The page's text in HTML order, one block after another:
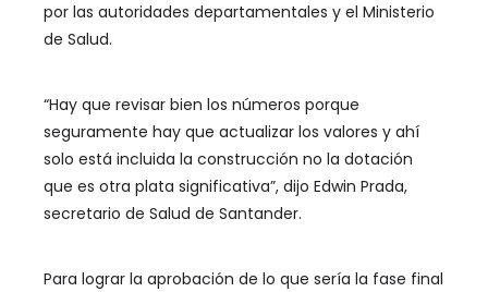
por las autoridades departamentales y el Ministerio
de Salud.
“Hay que revisar bien los números porque
seguramente hay que actualizar los valores y ahí
solo está incluida la construcción no la dotación
que es otra plata significativa”, dijo Edwin Prada,
secretario de Salud de Santander.
Para lograr la aprobación de lo que sería la fase final